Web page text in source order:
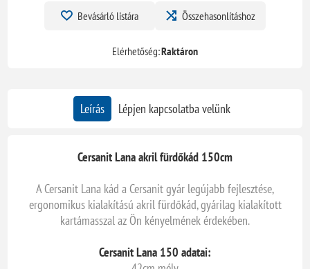
Bevásárló listára Összehasonlításhoz
Elérhetőség:Raktáron
Leírás Lépjen kapcsolatba velünk
Cersanit Lana akril fürdőkád 150cm
A Cersanit Lana kád a Cersanit gyár legújabb fejlesztése,
ergonomikus kialakítású akril fürdőkád, gyárilag kialakított
kartámasszal az Ön kényelmének érdekében.
Cersanit Lana 150 adatai: